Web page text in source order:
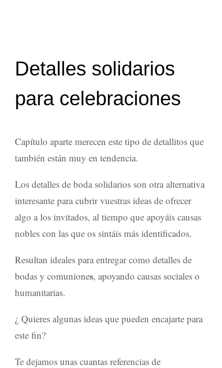
Detalles solidarios
para celebraciones
Capítulo aparte merecen este tipo de detallitos que
también están muy en tendencia.
Los detalles de boda solidarios son otra alternativa
interesante para cubrir vuestras ideas de ofrecer
algo a los invitados, al tiempo que apoyáis causas
nobles con las que os sintáis más identificados.
Resultan ideales para entregar como detalles de
bodas y comuniones, apoyando causas sociales o
humanitarias.
¿ Quieres algunas ideas que pueden encajarte para
este fin?
Te dejamos unas cuantas referencias de